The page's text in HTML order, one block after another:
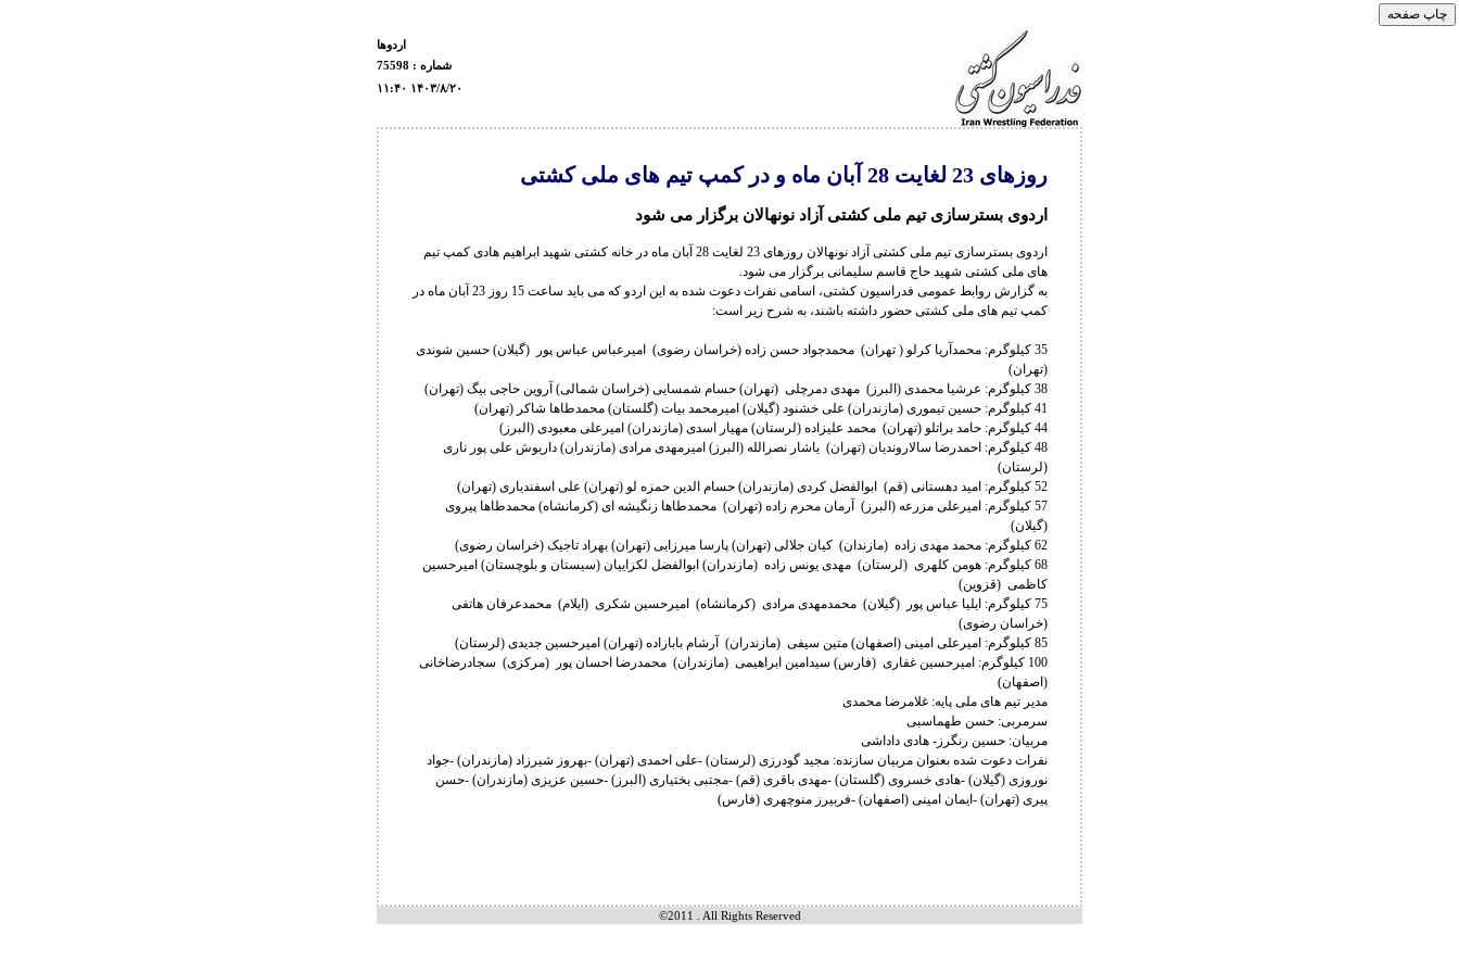
اردوها
شماره : 75598
۱۱:۴۰ ۱۴۰۳/۸/۲۰
روزهای 23 لغایت 28 آبان ماه و در کمپ تیم های ملی کشتی
اردوی بسترسازی تیم ملی کشتی آزاد نونهالان برگزار می شود
اردوی بسترسازی تیم ملی کشتی آزاد نونهالان روزهای 23 لغایت 28 آبان ماه در خانه کشتی شهید ابراهیم هادی کمپ تیم
های ملی کشتی شهید حاج قاسم سلیمانی برگزار می شود.
به گزارش روابط عمومی فدراسیون کشتی، اسامی نفرات دعوت شده به این اردو که می باید ساعت 15 روز 23 آبان ماه در
کمپ تیم های ملی کشتی حضور داشته باشند، به شرح زیر است:
35 کیلوگرم: محمدآریا کرلو ( تهران) محمدجواد حسن زاده (خراسان رضوی) امیرعباس عباس پور (گیلان) حسین شوندی
(تهران)
38 کیلوگرم: عرشیا محمدی (البرز) مهدی دمرچلی (تهران) حسام شمسایی (خراسان شمالی) آروین حاجی بیگ (تهران)
41 کیلوگرم: حسین تیموری (مازندران) علی خشنود (گیلان) امیرمحمد بیات (گلستان) محمدطاها شاکر (تهران)
44 کیلوگرم: حامد براتلو (تهران) محمد علیزاده (لرستان) مهیار اسدی (مازندران) امیرعلی معبودی (البرز)
48 کیلوگرم: احمدرضا سالاروندیان (تهران) یاشار نصرالله (البرز) امیرمهدی مرادی (مازندران) داریوش علی پور ناری
(لرستان)
52 کیلوگرم: امید دهستانی (قم) ابوالفضل کردی (مازندران) حسام الدین حمزه لو (تهران) علی اسفندیاری (تهران)
57 کیلوگرم: امیرعلی مزرعه (البرز) آرمان محرم زاده (تهران) محمدطاها زنگیشه ای (کرمانشاه) محمدطاها پیروی
(گیلان)
62 کیلوگرم: محمد مهدی زاده (مازندان) کیان جلالی (تهران) پارسا میرزایی (تهران) بهراد تاجیک (خراسان رضوی)
68 کیلوگرم: هومن کلهری (لرستان) مهدی یونس زاده (مازندران) ابوالفضل لکزاییان (سیستان و بلوچستان) امیرحسین
کاظمی (قزوین)
75 کیلوگرم: ایلیا عباس پور (گیلان) محمدمهدی مرادی (کرمانشاه) امیرحسین شکری (ایلام) محمدعرفان هاتفی
(خراسان رضوی)
85 کیلوگرم: امیرعلی امینی (اصفهان) متین سیفی (مازندران) آرشام بابازاده (تهران) امیرحسین جدیدی (لرستان)
100 کیلوگرم: امیرحسین غفاری (فارس) سیدامین ابراهیمی (مازندران) محمدرضا احسان پور (مرکزی) سجادرضاخانی
(اصفهان)
مدیر تیم های ملی پایه: غلامرضا محمدی
سرمربی: حسن طهماسبی
مربیان: حسین رنگرز- هادی داداشی
نفرات دعوت شده بعنوان مربیان سازنده: مجید گودرزی (لرستان) -علی احمدی (تهران) -بهروز شیرزاد (مازندران) -جواد
نوروزی (گیلان) -هادی خسروی (گلستان) -مهدی باقری (قم) -مجتبی بختیاری (البرز) -حسین عزیزی (مازندران) -حسن
پیری (تهران) -ایمان امینی (اصفهان) -فربیرز منوچهری (فارس)
©2011 . All Rights Reserved